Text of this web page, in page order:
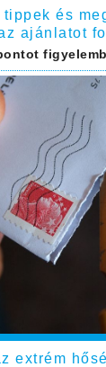
tippek és
ajánlatot
extrém